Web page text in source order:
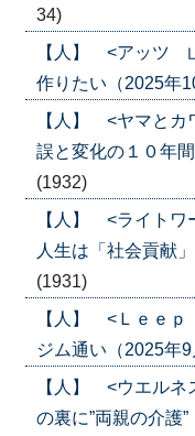
34)
【人】 <アッツ
作りたい（2025年
【人】 <ヤマと
誤と変化の１０年
(1932)
【人】 <ライト
人生は「社会貢献
(1931)
【人】 <Ｌｅｅ
ジム通い（2025年
【人】 <ウエル
の裏に”両親の介護